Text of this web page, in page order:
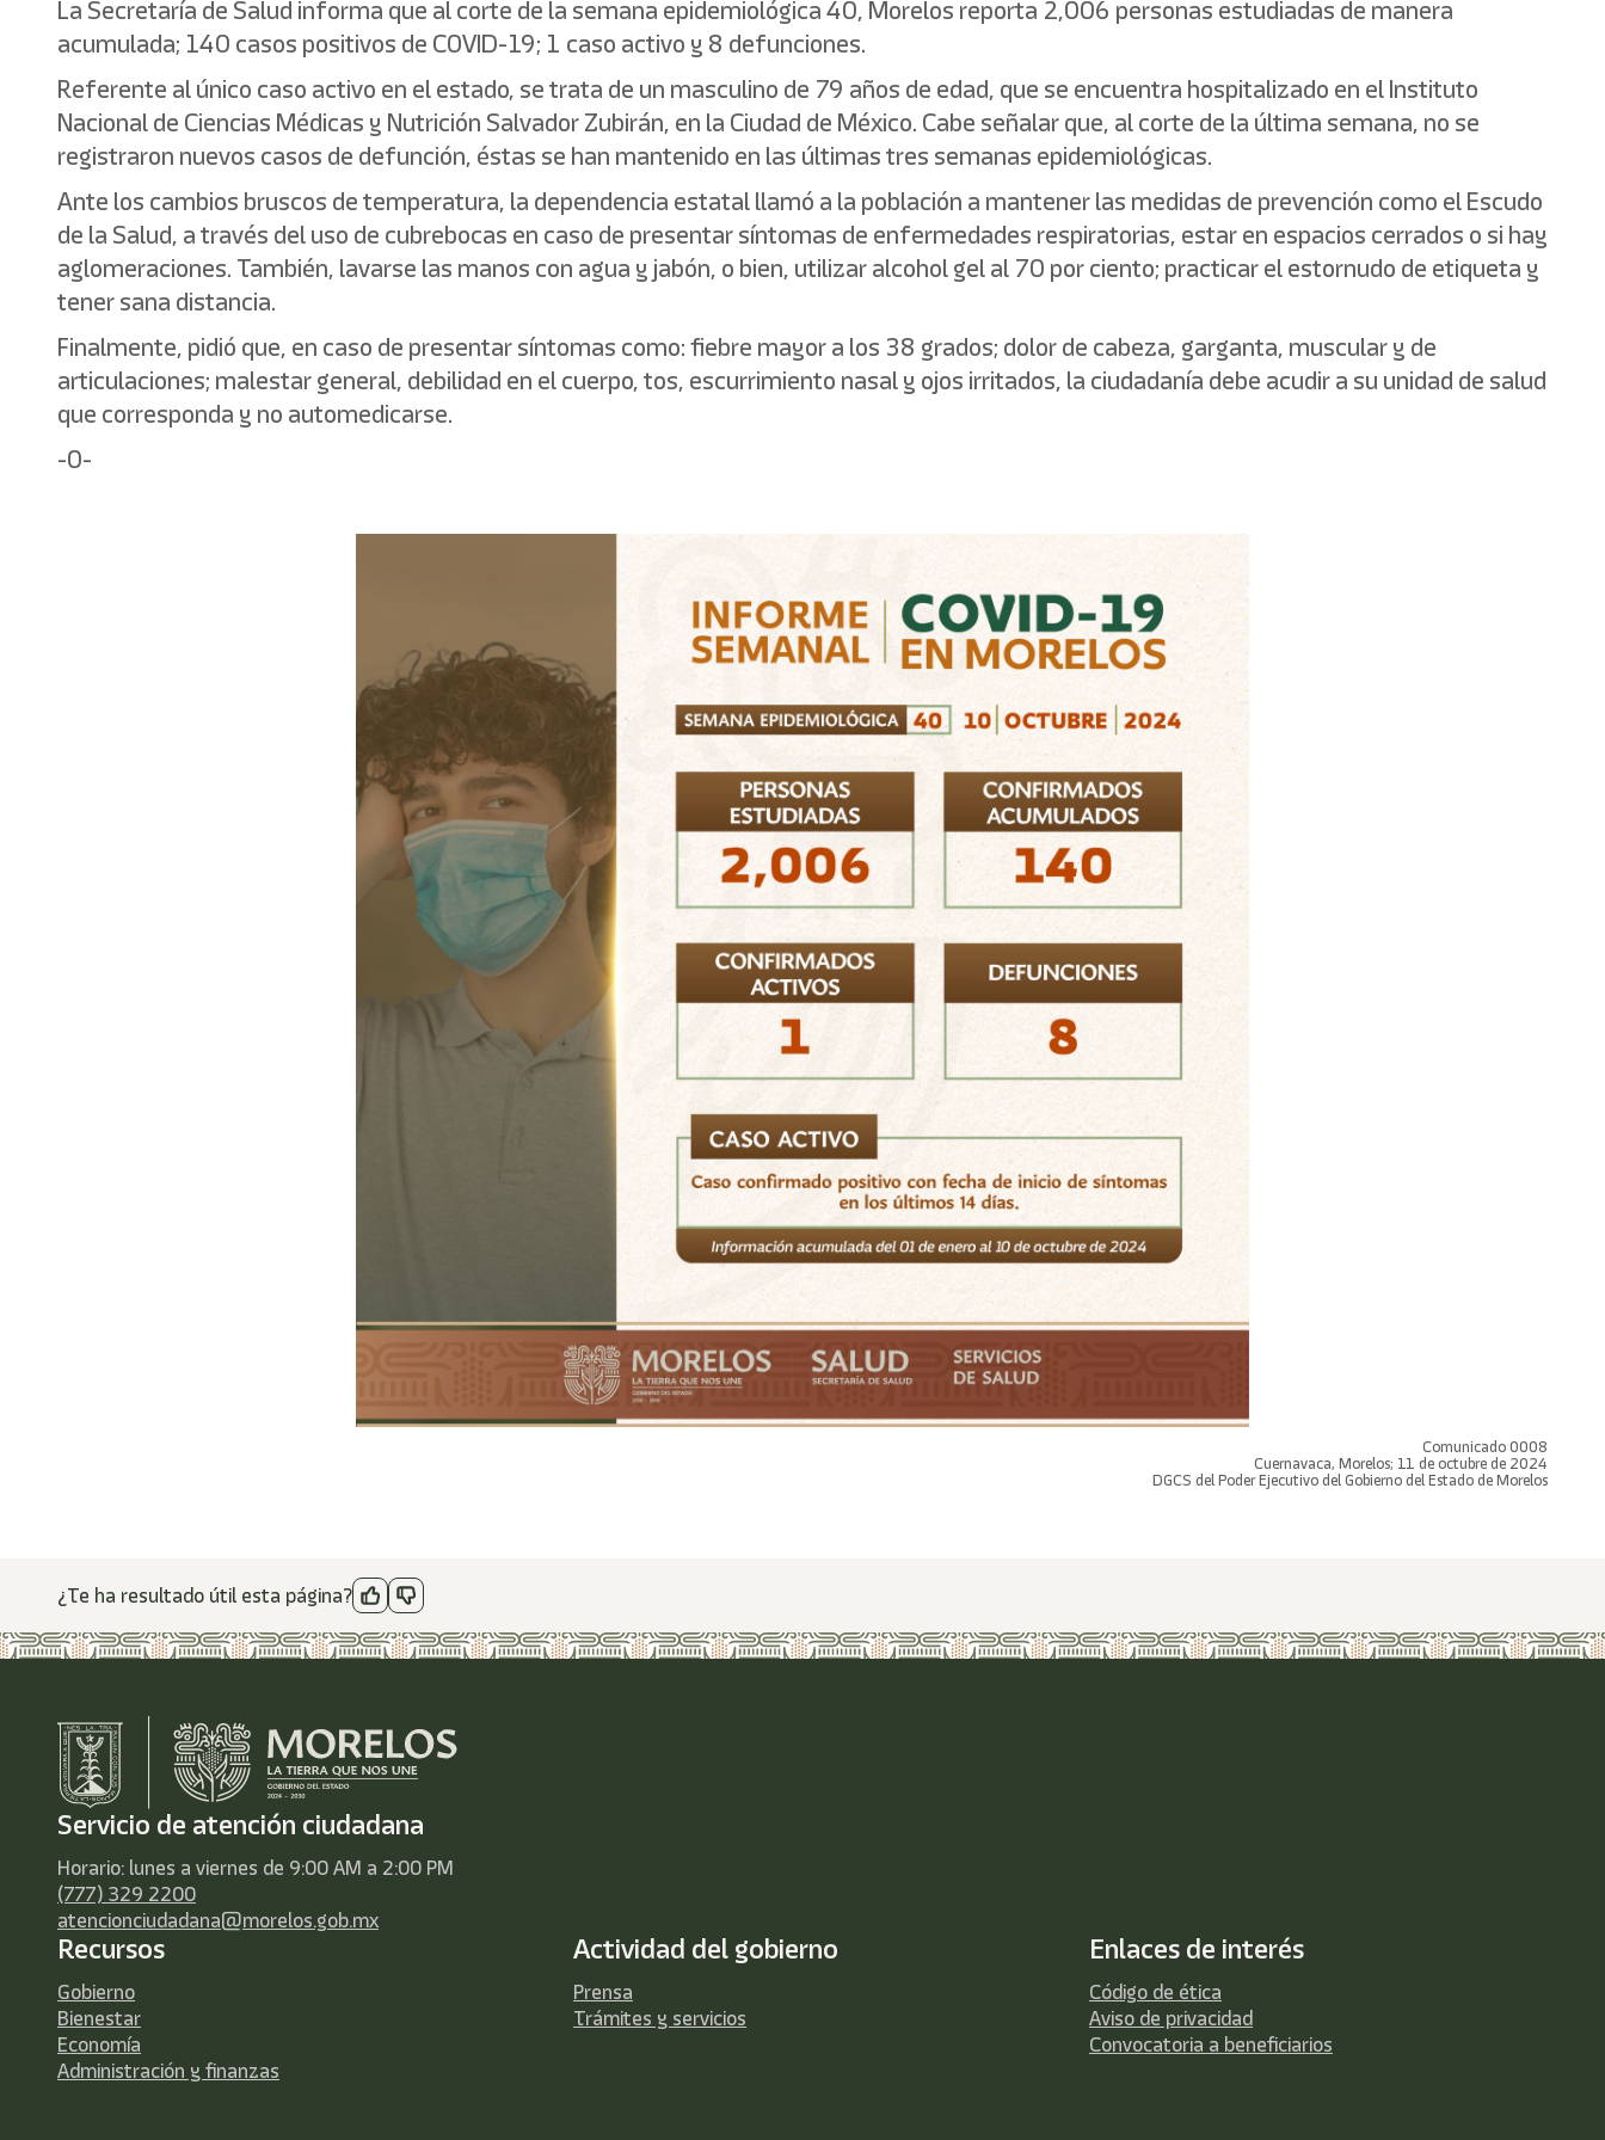
La Secretaría de Salud informa que al corte de la semana epidemiológica 40, Morelos reporta 2,006 personas estudiadas de manera
acumulada; 140 casos positivos de COVID-19; 1 caso activo y 8 defunciones.
Referente al único caso activo en el estado, se trata de un masculino de 79 años de edad, que se encuentra hospitalizado en el Instituto
Nacional de Ciencias Médicas y Nutrición Salvador Zubirán, en la Ciudad de México. Cabe señalar que, al corte de la última semana, no se
registraron nuevos casos de defunción, éstas se han mantenido en las últimas tres semanas epidemiológicas.
Ante los cambios bruscos de temperatura, la dependencia estatal llamó a la población a mantener las medidas de prevención como el Escudo
de la Salud, a través del uso de cubrebocas en caso de presentar síntomas de enfermedades respiratorias, estar en espacios cerrados o si hay
aglomeraciones. También, lavarse las manos con agua y jabón, o bien, utilizar alcohol gel al 70 por ciento; practicar el estornudo de etiqueta y
tener sana distancia.
Finalmente, pidió que, en caso de presentar síntomas como: fiebre mayor a los 38 grados; dolor de cabeza, garganta, muscular y de
articulaciones; malestar general, debilidad en el cuerpo, tos, escurrimiento nasal y ojos irritados, la ciudadanía debe acudir a su unidad de salud
que corresponda y no automedicarse.
-0-
Comunicado 0008
Cuernavaca, Morelos; 11 de octubre de 2024
DGCS del Poder Ejecutivo del Gobierno del Estado de Morelos
¿Te ha resultado útil esta página?
Servicio de atención ciudadana
Horario: lunes a viernes de 9:00 AM a 2:00 PM
(777) 329 2200
atencionciudadana@morelos.gob.mx
Recursos
Gobierno
Bienestar
Economía
Administración y finanzas
Actividad del gobierno
Prensa
Trámites y servicios
Enlaces de interés
Código de ética
Aviso de privacidad
Convocatoria a beneficiarios